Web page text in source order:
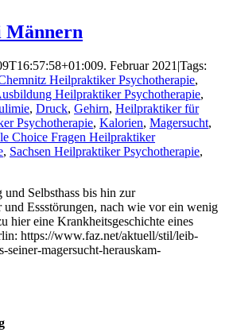
Männern
9. Februar 2021 |Tags:
Heilpraktiker Psychotherapie,
Heilpraktiker Psychotherapie,
, Druck, Gehirn, Heilpraktiker für
Psychotherapie, Kalorien, Magersucht,
Choice Fragen Heilpraktiker
, Sachsen Heilpraktiker Psychotherapie,
Selbsthass bis hin zur
und Essstörungen, nach wie vor ein wenig
hier eine Krankheitsgeschichte eines
https://www.faz.net/aktuell/stil/leib-
seiner-magersucht-herauskam-